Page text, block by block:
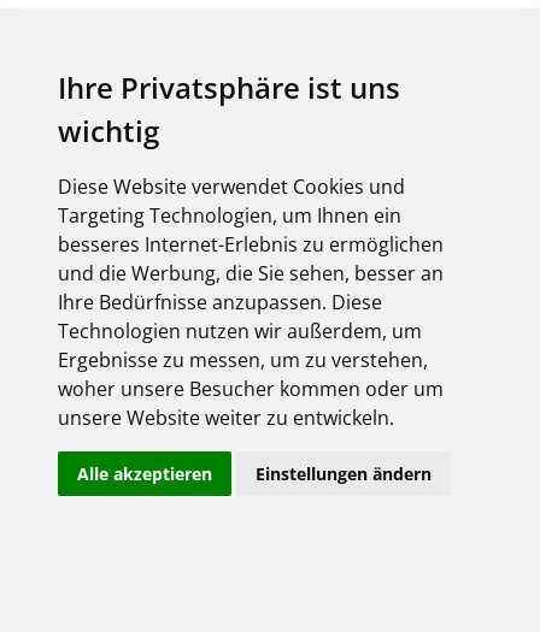
Ihre Privatsphäre ist uns
wichtig
Diese Website verwendet Cookies und
Targeting Technologien, um Ihnen ein
besseres Internet-Erlebnis zu ermöglichen
und die Werbung, die Sie sehen, besser an
Ihre Bedürfnisse anzupassen. Diese
Technologien nutzen wir außerdem, um
Ergebnisse zu messen, um zu verstehen,
woher unsere Besucher kommen oder um
unsere Website weiter zu entwickeln.
Alle akzeptieren Einstellungen ändern